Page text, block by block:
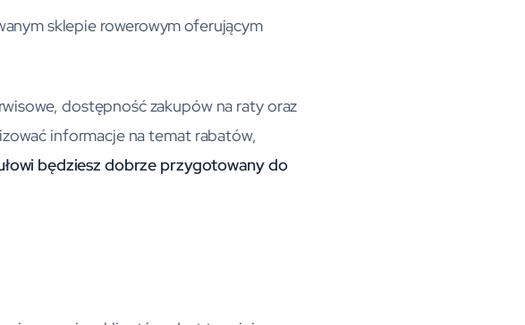
sklepie rowerowym oferującym
dostępność zakupów na raty oraz
informacje na temat rabatów,
będziesz dobrze przygotowany do